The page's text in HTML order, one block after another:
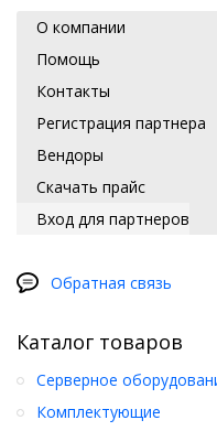
О компании
Помощь
Контакты
Регистрация партнера
Вендоры
Скачать прайс
Вход для партнеров
Обратная связь
Каталог товаров
Серверное
Комплектующие